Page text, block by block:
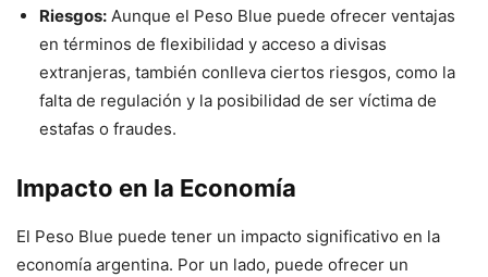
Riesgos: Aunque el Peso Blue puede ofrecer ventajas
en términos de flexibilidad y acceso a divisas
extranjeras, también conlleva ciertos riesgos, como la
falta de regulación y la posibilidad de ser víctima de
estafas o fraudes.
Impacto en la Economía
El Peso Blue puede tener un impacto significativo en la
economía argentina. Por un lado, puede ofrecer un